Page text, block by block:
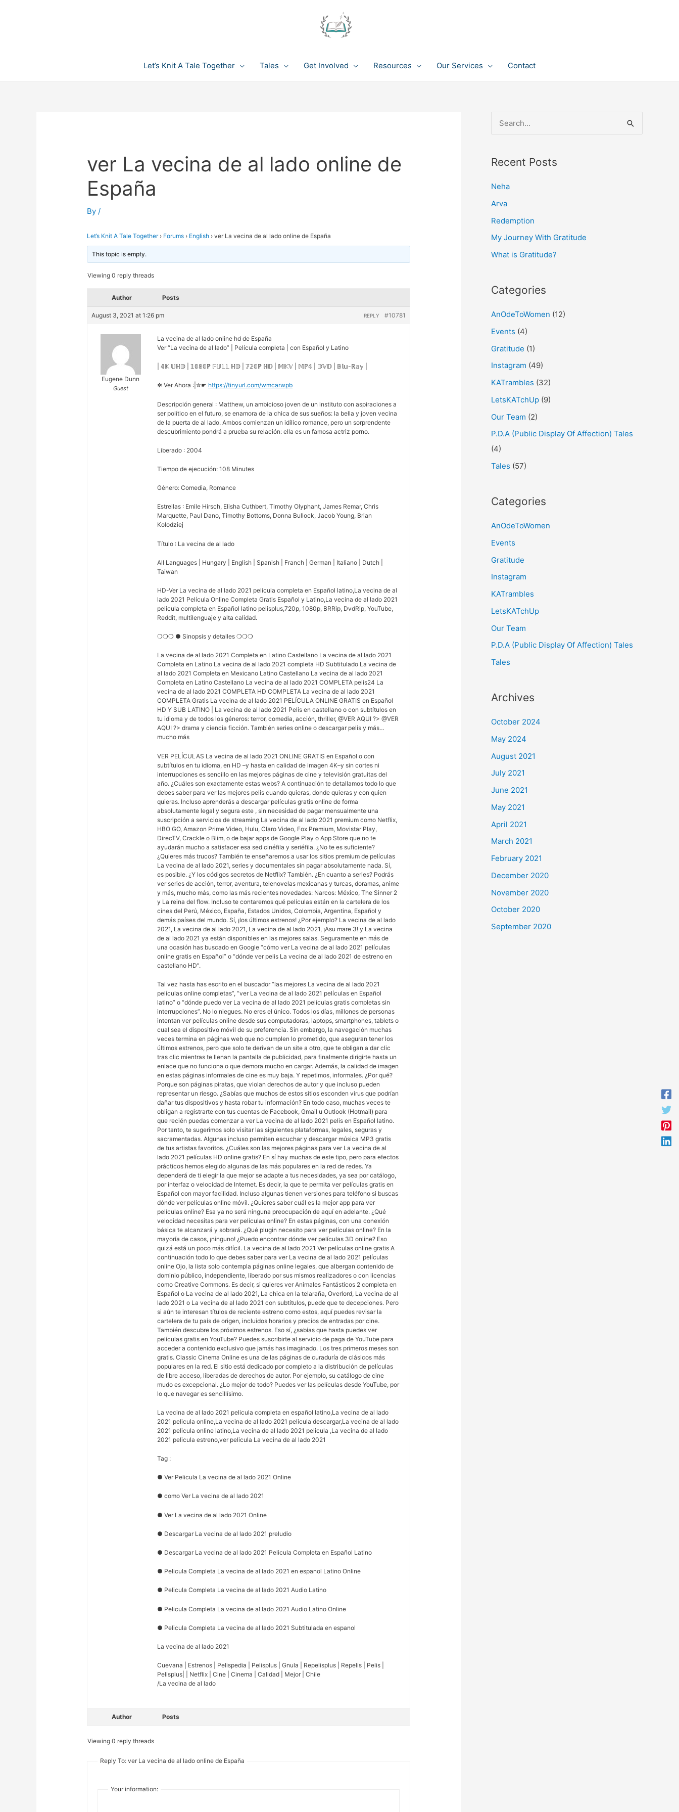
Let’s Knit A Tale Together Tales Get Involved Resources Our Services Contact
ver La vecina de al lado online de
España
By/
Let’s Knit A Tale Together › Forums › English › ver La vecina de al lado online de España
This topic is empty.
Viewing 0 reply threads
Author Posts
August 3, 2021 at 1:26 pm #10781
REPLY
Eugene Dunn
Guest
La vecina de al lado online hd de España
Ver “La vecina de al lado” | Película completa | con Español y Latino
| 𝟜𝕂 𝕌ℍ𝔻 | 𝟙𝟘𝟠𝟘ℙ 𝔽𝕌𝕃𝕃 ℍ𝔻 | 𝟟𝟚𝟘ℙ ℍ𝔻 | 𝕄𝕂𝕍 | 𝕄ℙ𝟜 | 𝔻𝕍𝔻 | 𝔹𝕝𝕦-ℝ𝕒𝕪 |
✼ Ver Ahora :|✮☛ https://tinyurl.com/wmcarwpb
Descripción general : Matthew, un ambicioso joven de un instituto con aspiraciones a
ser político en el futuro, se enamora de la chica de sus sueños: la bella y joven vecina
de la puerta de al lado. Ambos comienzan un idílico romance, pero un sorprendente
descubrimiento pondrá a prueba su relación: ella es un famosa actriz porno.
Liberado : 2004
Tiempo de ejecución: 108 Minutes
Género: Comedia, Romance
Estrellas : Emile Hirsch, Elisha Cuthbert, Timothy Olyphant, James Remar, Chris
Marquette, Paul Dano, Timothy Bottoms, Donna Bullock, Jacob Young, Brian
Kolodziej
Título : La vecina de al lado
All Languages | Hungary | English | Spanish | Franch | German | Italiano | Dutch |
Taiwan
HD-Ver La vecina de al lado 2021 pelicula completa en Español latino,La vecina de al
lado 2021 Película Online Completa Gratis Español y Latino,La vecina de al lado 2021
pelicula completa en Español latino pelisplus,720p, 1080p, BRRip, DvdRip, YouTube,
Reddit, multilenguaje y alta calidad.
❍❍❍ ● Sinopsis y detalles ❍❍❍
La vecina de al lado 2021 Completa en Latino Castellano La vecina de al lado 2021
Completa en Latino La vecina de al lado 2021 completa HD Subtitulado La vecina de
al lado 2021 Completa en Mexicano Latino Castellano La vecina de al lado 2021
Completa en Latino Castellano La vecina de al lado 2021 COMPLETA pelis24 La
vecina de al lado 2021 COMPLETA HD COMPLETA La vecina de al lado 2021
COMPLETA Gratis La vecina de al lado 2021 PELÍCULA ONLINE GRATIS en Español
HD Y SUB LATINO | La vecina de al lado 2021 Pelis en castellano o con subtítulos en
tu idioma y de todos los géneros: terror, comedia, acción, thriller, @VER AQUI ?> @VER
AQUI ?> drama y ciencia ficción. También series online o descargar pelis y más…
mucho más
VER PELÍCULAS La vecina de al lado 2021 ONLINE GRATIS en Español o con
subtítulos en tu idioma, en HD –y hasta en calidad de imagen 4K–y sin cortes ni
interrupciones es sencillo en las mejores páginas de cine y televisión gratuitas del
año. ¿Cuáles son exactamente estas webs? A continuación te detallamos todo lo que
debes saber para ver las mejores pelis cuando quieras, donde quieras y con quien
quieras. Incluso aprenderás a descargar películas gratis online de forma
absolutamente legal y segura este , sin necesidad de pagar mensualmente una
suscripción a servicios de streaming La vecina de al lado 2021 premium como Netflix,
HBO GO, Amazon Prime Video, Hulu, Claro Video, Fox Premium, Movistar Play,
DirecTV, Crackle o Blim, o de bajar apps de Google Play o App Store que no te
ayudarán mucho a satisfacer esa sed cinéfila y seriéfila. ¿No te es suficiente?
¿Quieres más trucos? También te enseñaremos a usar los sitios premium de películas
La vecina de al lado 2021, series y documentales sin pagar absolutamente nada. Sí,
es posible. ¿Y los códigos secretos de Netflix? También. ¿En cuanto a series? Podrás
ver series de acción, terror, aventura, telenovelas mexicanas y turcas, doramas, anime
y más, mucho más, como las más recientes novedades: Narcos: México, The Sinner 2
y La reina del flow. Incluso te contaremos qué películas están en la cartelera de los
cines del Perú, México, España, Estados Unidos, Colombia, Argentina, Español y
demás países del mundo. Sí, ¡los últimos estrenos! ¿Por ejemplo? La vecina de al lado
2021, La vecina de al lado 2021, La vecina de al lado 2021, ¡Asu mare 3! y La vecina
de al lado 2021 ya están disponibles en las mejores salas. Seguramente en más de
una ocasión has buscado en Google “cómo ver La vecina de al lado 2021 películas
online gratis en Español” o “dónde ver pelis La vecina de al lado 2021 de estreno en
castellano HD”.
Tal vez hasta has escrito en el buscador “las mejores La vecina de al lado 2021
películas online completas”, “ver La vecina de al lado 2021 películas en Español
latino” o “dónde puedo ver La vecina de al lado 2021 películas gratis completas sin
interrupciones”. No lo niegues. No eres el único. Todos los días, millones de personas
intentan ver películas online desde sus computadoras, laptops, smartphones, tablets o
cual sea el dispositivo móvil de su preferencia. Sin embargo, la navegación muchas
veces termina en páginas web que no cumplen lo prometido, que aseguran tener los
últimos estrenos, pero que solo te derivan de un site a otro, que te obligan a dar clic
tras clic mientras te llenan la pantalla de publicidad, para finalmente dirigirte hasta un
enlace que no funciona o que demora mucho en cargar. Además, la calidad de imagen
en estas páginas informales de cine es muy baja. Y repetimos, informales. ¿Por qué?
Porque son páginas piratas, que violan derechos de autor y que incluso pueden
representar un riesgo. ¿Sabías que muchos de estos sitios esconden virus que podrían
dañar tus dispositivos y hasta robar tu información? En todo caso, muchas veces te
obligan a registrarte con tus cuentas de Facebook, Gmail u Outlook (Hotmail) para
que recién puedas comenzar a ver La vecina de al lado 2021 pelis en Español latino.
Por tanto, te sugerimos solo visitar las siguientes plataformas, legales, seguras y
sacramentadas. Algunas incluso permiten escuchar y descargar música MP3 gratis
de tus artistas favoritos. ¿Cuáles son las mejores páginas para ver La vecina de al
lado 2021 películas HD online gratis? En sí hay muchas de este tipo, pero para efectos
prácticos hemos elegido algunas de las más populares en la red de redes. Ya
dependerá de ti elegir la que mejor se adapte a tus necesidades, ya sea por catálogo,
por interfaz o velocidad de Internet. Es decir, la que te permita ver películas gratis en
Español con mayor facilidad. Incluso algunas tienen versiones para teléfono si buscas
dónde ver películas online móvil. ¿Quieres saber cuál es la mejor app para ver
películas online? Esa ya no será ninguna preocupación de aquí en adelante. ¿Qué
velocidad necesitas para ver películas online? En estas páginas, con una conexión
básica te alcanzará y sobrará. ¿Qué plugin necesito para ver películas online? En la
mayoría de casos, ¡ninguno! ¿Puedo encontrar dónde ver películas 3D online? Eso
quizá está un poco más difícil. La vecina de al lado 2021 Ver películas online gratis A
continuación todo lo que debes saber para ver La vecina de al lado 2021 películas
online Ojo, la lista solo contempla páginas online legales, que albergan contenido de
dominio público, independiente, liberado por sus mismos realizadores o con licencias
como Creative Commons. Es decir, si quieres ver Animales Fantásticos 2 completa en
Español o La vecina de al lado 2021, La chica en la telaraña, Overlord, La vecina de al
lado 2021 o La vecina de al lado 2021 con subtítulos, puede que te decepciones. Pero
si aún te interesan títulos de reciente estreno como estos, aquí puedes revisar la
cartelera de tu país de origen, incluidos horarios y precios de entradas por cine.
También descubre los próximos estrenos. Eso sí, ¿sabías que hasta puedes ver
películas gratis en YouTube? Puedes suscribirte al servicio de paga de YouTube para
acceder a contenido exclusivo que jamás has imaginado. Los tres primeros meses son
gratis. Classic Cinema Online es una de las páginas de curaduría de clásicos más
populares en la red. El sitio está dedicado por completo a la distribución de películas
de libre acceso, liberadas de derechos de autor. Por ejemplo, su catálogo de cine
mudo es excepcional. ¿Lo mejor de todo? Puedes ver las películas desde YouTube, por
lo que navegar es sencillísimo.
La vecina de al lado 2021 pelicula completa en español latino,La vecina de al lado
2021 pelicula online,La vecina de al lado 2021 pelicula descargar,La vecina de al lado
2021 pelicula online latino,La vecina de al lado 2021 pelicula ,La vecina de al lado
2021 pelicula estreno,ver pelicula La vecina de al lado 2021
Tag :
● Ver Pelicula La vecina de al lado 2021 Online
● como Ver La vecina de al lado 2021
● Ver La vecina de al lado 2021 Online
● Descargar La vecina de al lado 2021 preludio
● Descargar La vecina de al lado 2021 Pelicula Completa en Español Latino
● Pelicula Completa La vecina de al lado 2021 en espanol Latino Online
● Pelicula Completa La vecina de al lado 2021 Audio Latino
● Pelicula Completa La vecina de al lado 2021 Audio Latino Online
● Pelicula Completa La vecina de al lado 2021 Subtitulada en espanol
La vecina de al lado 2021
Cuevana | Estrenos | Pelispedia | Pelisplus | Gnula | Repelisplus | Repelis | Pelis |
Pelisplus| | Netflix | Cine | Cinema | Calidad | Mejor | Chile
/La vecina de al lado
Author Posts
Viewing 0 reply threads
Reply To: ver La vecina de al lado online de España
Your information:
e
r
f
o
r
:
Recent Posts
Neha
Arva
Redemption
My Journey With Gratitude
What is Gratitude?
Categories
AnOdeToWomen (12)
Events (4)
Gratitude (1)
Instagram (49)
KATrambles (32)
LetsKATchUp (9)
Our Team (2)
P.D.A (Public Display Of Affection) Tales
(4)
Tales (57)
Categories
AnOdeToWomen
Events
Gratitude
Instagram
KATrambles
LetsKATchUp
Our Team
P.D.A (Public Display Of Affection) Tales
Tales
Archives
October 2024
May 2024
August 2021
July 2021
June 2021
May 2021
April 2021
March 2021
February 2021
December 2020
November 2020
October 2020
September 2020